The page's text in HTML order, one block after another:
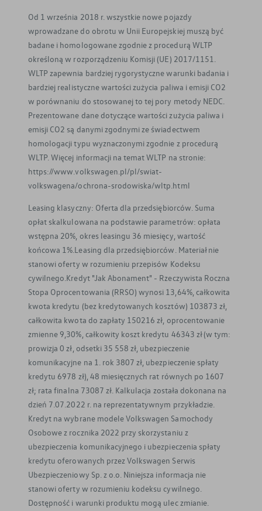
Od 1 września 2018 r. wszystkie nowe pojazdy
wprowadzane do obrotu w Unii Europejskiej muszą być
badane i homologowane zgodnie z procedurą WLTP
określoną w rozporządzeniu Komisji (UE) 2017/1151.
WLTP zapewnia bardziej rygorystyczne warunki badania i
bardziej realistyczne wartości zużycia paliwa i emisji CO2
w porównaniu do stosowanej to tej pory metody NEDC.
Prezentowane dane dotyczące wartości zużycia paliwa i
emisji CO2 są danymi zgodnymi ze świadectwem
homologacji typu wyznaczonymi zgodnie z procedurą
WLTP. Więcej informacji na temat WLTP na stronie:
https://www.volkswagen.pl/pl/swiat-
volkswagena/ochrona-srodowiska/wltp.html
Leasing klasyczny: Oferta dla przedsiębiorców. Suma
opłat skalkulowana na podstawie parametrów: opłata
wstępna 20%, okres leasingu 36 miesięcy, wartość
końcowa 1%.Leasing dla przedsiębiorców. Materiał nie
stanowi oferty w rozumieniu przepisów Kodeksu
cywilnego.Kredyt "Jak Abonament" - Rzeczywista Roczna
Stopa Oprocentowania (RRSO) wynosi 13,64%, całkowita
kwota kredytu (bez kredytowanych kosztów) 103873 zł,
całkowita kwota do zapłaty 150216 zł, oprocentowanie
zmienne 9,30%, całkowity koszt kredytu 46343 zł (w tym:
prowizja 0 zł, odsetki 35 558 zł, ubezpieczenie
komunikacyjne na 1. rok 3807 zł, ubezpieczenie spłaty
kredytu 6978 zł), 48 miesięcznych rat równych po 1607
zł; rata finalna 73087 zł. Kalkulacja została dokonana na
dzień 7.07.2022 r. na reprezentatywnym przykładzie.
Kredyt na wybrane modele Volkswagen Samochody
Osobowe z rocznika 2022 przy skorzystaniu z
ubezpieczenia komunikacyjnego i ubezpieczenia spłaty
kredytu oferowanych przez Volkswagen Serwis
Ubezpieczeniowy Sp. z o.o. Niniejsza informacja nie
stanowi oferty w rozumieniu kodeksu cywilnego.
Dostępność i warunki produktu mogą ulec zmianie.